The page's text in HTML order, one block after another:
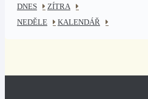
DNES
ZÍTRA
NEDĚLE
KALENDÁŘ